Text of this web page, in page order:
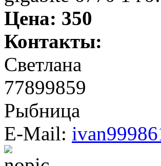
Цена: 350
Контакты:
Светлана
77899859
Рыбница
E-Mail: